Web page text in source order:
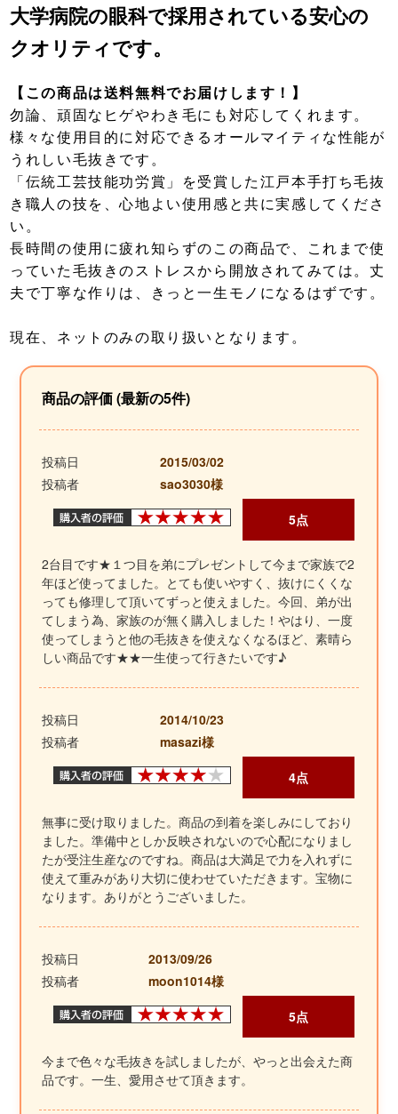
大学病院の眼科で採用されている安心の
クオリティです。
【この商品は送料無料でお届けします！】
勿論、頑固なヒゲやわき毛にも対応してくれます。
様々な使用目的に対応できるオールマイティな性能が
うれしい毛抜きです。
「伝統工芸技能功労賞」を受賞した江戸本手打ち毛抜
き職人の技を、心地よい使用感と共に実感してくださ
い。
長時間の使用に疲れ知らずのこの商品で、これまで使
っていた毛抜きのストレスから開放されてみては。丈
夫で丁寧な作りは、きっと一生モノになるはずです。
現在、ネットのみの取り扱いとなります。
商品の評価 (最新の5件)
投稿日
2015/03/02
投稿者
sao3030様
5点
2台目です★１つ目を弟にプレゼントして今まで家族で2
年ほど使ってました。とても使いやすく、抜けにくくな
っても修理して頂いてずっと使えました。今回、弟が出
てしまう為、家族のが無く購入しました！やはり、一度
使ってしまうと他の毛抜きを使えなくなるほど、素晴ら
しい商品です★★一生使って行きたいです♪
投稿日
2014/10/23
投稿者
masazi様
4点
無事に受け取りました。商品の到着を楽しみにしており
ました。準備中としか反映されないので心配になりまし
たが受注生産なのですね。商品は大満足で力を入れずに
使えて重みがあり大切に使わせていただきます。宝物に
なります。ありがとうございました。
投稿日
2013/09/26
投稿者
moon1014様
5点
今まで色々な毛抜きを試しましたが、やっと出会えた商
品です。一生、愛用させて頂きます。